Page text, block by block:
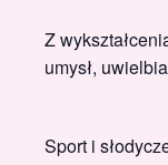
Z
umysł,
Sport i